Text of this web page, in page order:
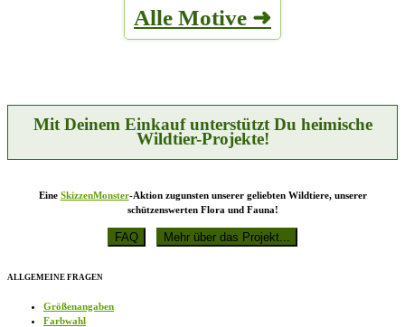
Alle Motive ➜
Mit Deinem Einkauf unterstützt Du heimische
Wildtier-Projekte!
Eine SkizzenMonster-Aktion zugunsten unserer geliebten Wildtiere, unserer
schützenswerten Flora und Fauna!
ALLGEMEINE FRAGEN
Größenangaben
Farbwahl